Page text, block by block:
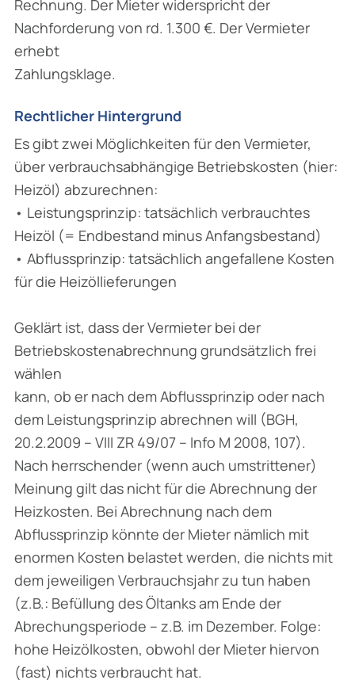
Rechnung. Der Mieter widerspricht der
Nachforderung von rd. 1.300 €. Der Vermieter
erhebt
Zahlungsklage.
Rechtlicher Hintergrund
Es gibt zwei Möglichkeiten für den Vermieter,
über verbrauchsabhängige Betriebskosten (hier:
Heizöl) abzurechnen:
• Leistungsprinzip: tatsächlich verbrauchtes
Heizöl (= Endbestand minus Anfangsbestand)
• Abflussprinzip: tatsächlich angefallene Kosten
für die Heizöllieferungen
Geklärt ist, dass der Vermieter bei der
Betriebskostenabrechnung grundsätzlich frei
wählen
kann, ob er nach dem Abflussprinzip oder nach
dem Leistungsprinzip abrechnen will (BGH,
20.2.2009 – VIII ZR 49/07 – Info M 2008, 107).
Nach herrschender (wenn auch umstrittener)
Meinung gilt das nicht für die Abrechnung der
Heizkosten. Bei Abrechnung nach dem
Abflussprinzip könnte der Mieter nämlich mit
enormen Kosten belastet werden, die nichts mit
dem jeweiligen Verbrauchsjahr zu tun haben
(z.B.: Befüllung des Öltanks am Ende der
Abrechungsperiode – z.B. im Dezember. Folge:
hohe Heizölkosten, obwohl der Mieter hiervon
(fast) nichts verbraucht hat.